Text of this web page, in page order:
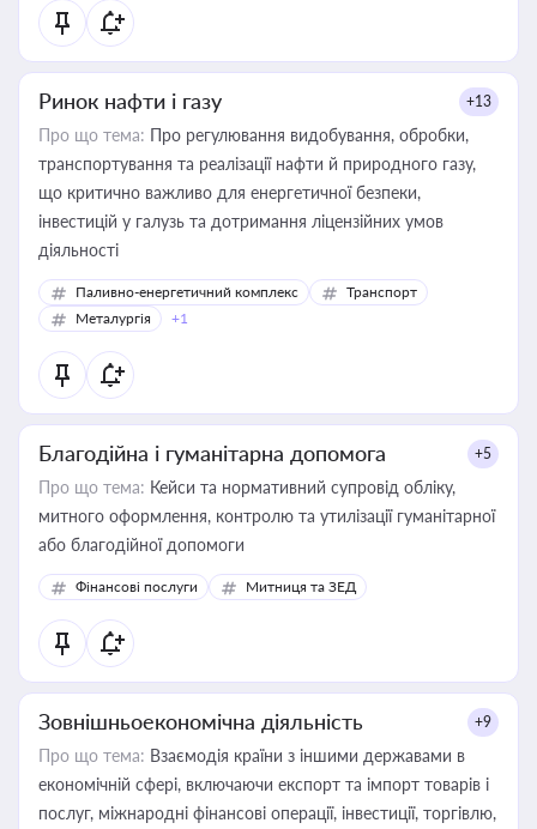
Ринок нафти і газу +13
Про що тема: Про регулювання видобування, обробки,
транспортування та реалізації нафти й природного газу,
що критично важливо для енергетичної безпеки,
інвестицій у галузь та дотримання ліцензійних умов
діяльності
Паливно-енергетичний комплекс
Транспорт
Металургія
+1
Благодійна і гуманітарна допомога +5
Про що тема: Кейси та нормативний супровід обліку,
митного оформлення, контролю та утилізації гуманітарної
або благодійної допомоги
Фінансові послуги Митниця та ЗЕД
Зовнішньоекономічна діяльність +9
Про що тема: Взаємодія країни з іншими державами в
економічній сфері, включаючи експорт та імпорт товарів і
послуг, міжнародні фінансові операції, інвестиції, торгівлю,